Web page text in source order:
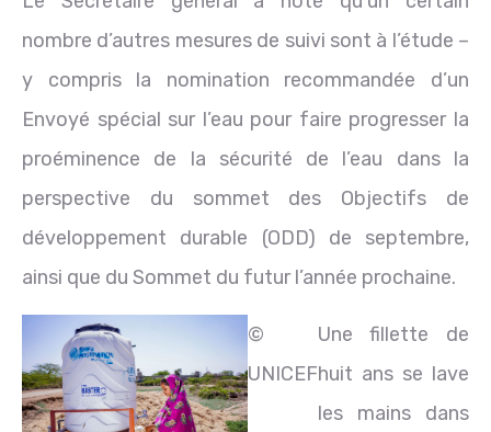
nombre d’autres mesures de suivi sont à l’étude –
y compris la nomination recommandée d’un
Envoyé spécial sur l’eau pour faire progresser la
proéminence de la sécurité de l’eau dans la
perspective du sommet des Objectifs de
développement durable (ODD) de septembre,
ainsi que du Sommet du futur l’année prochaine.
©
UNICEF
Une fillette de
huit ans se lave
les mains dans